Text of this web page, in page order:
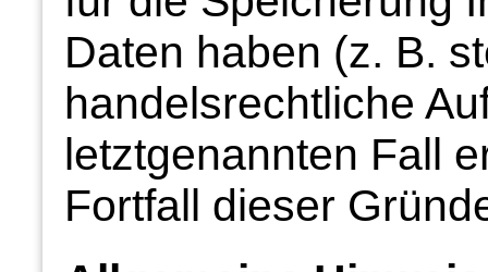
Daten haben (z. B.
handelsrechtliche
letztgenannten Fall
Fortfall dieser